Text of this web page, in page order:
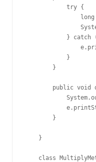
            try {
} catch
            }
        }
public void
        }
    }
class